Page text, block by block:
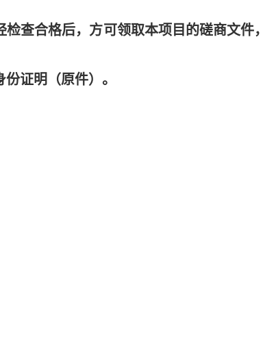
查合格后，方可领取本项目的磋商文件
证明（原件）。